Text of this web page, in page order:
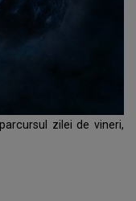
zilei de vineri,